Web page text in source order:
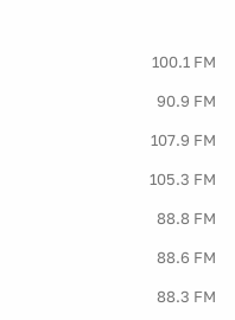
100.1 FM
90.9 FM
107.9 FM
105.3 FM
88.8 FM
88.6 FM
88.3 FM